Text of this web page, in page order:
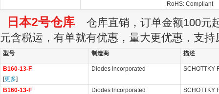
RoHS: Compliant
日本2号仓库 仓库直销，订单金额100元
元含税运，有单就有优惠，量大更优惠，支持
型号 制造商 描述
B160-13-F
[更多]
Diodes Incorporated SCHOTTKY
B160-13-F
Diodes Incorporated SCHOTTKY